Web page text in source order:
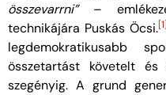
összevarrni” –
technikájára Puskás Öcsi.[1]
legdemokratikusabb
összetartást követelt
szegényig. A grund